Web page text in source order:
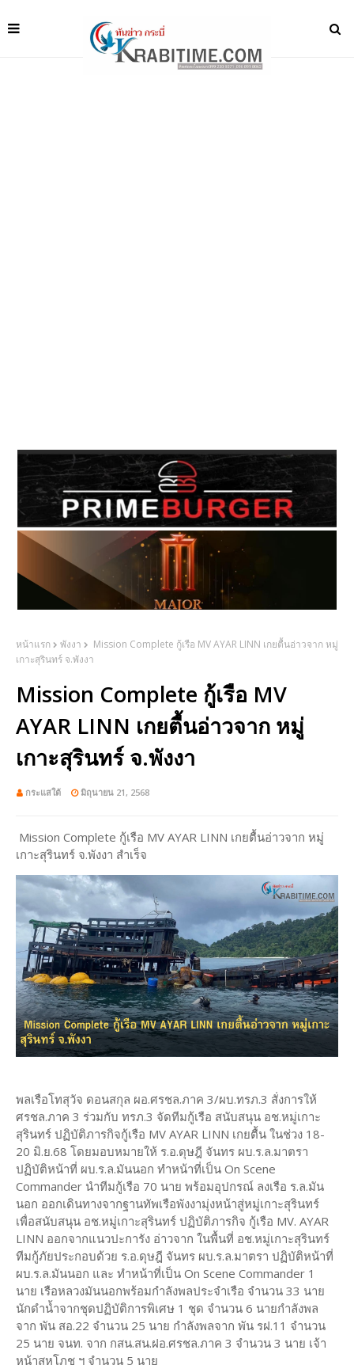
หน้าแรก พังงา
Mission Complete กู้เรือ MV AYAR LINN เกยตื้นอ่าวจาก หมู่
เกาะสุรินทร์ จ.พังงา
Mission Complete กู้เรือ MV
AYAR LINN เกยตื้นอ่าวจาก หมู่
เกาะสุรินทร์ จ.พังงา
กระแสใต้ มิถุนายน 21, 2568
Mission Complete กู้เรือ MV AYAR LINN เกยตื้นอ่าวจาก หมู่
เกาะสุรินทร์ จ.พังงา สำเร็จ
พลเรือโทสุวัจ ดอนสกุล ผอ.ศรชล.ภาค 3/ผบ.ทรภ.3 สั่งการให้
ศรชล.ภาค 3 ร่วมกับ ทรภ.3 จัดทีมกู้เรือ สนับสนุน อช.หมู่เกาะ
สุรินทร์ ปฏิบัติภารกิจกู้เรือ MV AYAR LINN เกยตื้น ในช่วง 18-
20 มิ.ย.68 โดยมอบหมายให้ ร.อ.ดุษฎี จันทร ผบ.ร.ล.มาตรา
ปฏิบัติหน้าที่ ผบ.ร.ล.มันนอก ทำหน้าที่เป็น On Scene
Commander นำทีมกู้เรือ 70 นาย พร้อมอุปกรณ์ ลงเรือ ร.ล.มัน
นอก ออกเดินทางจากฐานทัพเรือพังงามุ่งหน้าสู่หมู่เกาะสุรินทร์
เพื่อสนับสนุน อช.หมู่เกาะสุรินทร์ ปฏิบัติภารกิจ กู้เรือ MV. AYAR
LINN ออกจากแนวปะการัง อ่าวจาก ในพื้นที่ อช.หมู่เกาะสุรินทร์
ทีมกู้ภัยประกอบด้วย ร.อ.ดุษฎี จันทร ผบ.ร.ล.มาตรา ปฏิบัติหน้าที่
ผบ.ร.ล.มันนอก และ ทำหน้าที่เป็น On Scene Commander 1
นาย เรือหลวงมันนอกพร้อมกำลังพลประจำเรือ จำนวน 33 นาย
นักดำน้ำจากชุดปฏิบัติการพิเศษ 1 ชุด จำนวน 6 นายกำลังพล
จาก พัน สอ.22 จำนวน 25 นาย กำลังพลจาก พัน รฝ.11 จำนวน
25 นาย จนท. จาก กสน.สน.ฝอ.ศรชล.ภาค 3 จำนวน 3 นาย เจ้า
หน้าสหโภช ฯ จำนวน 5 นาย